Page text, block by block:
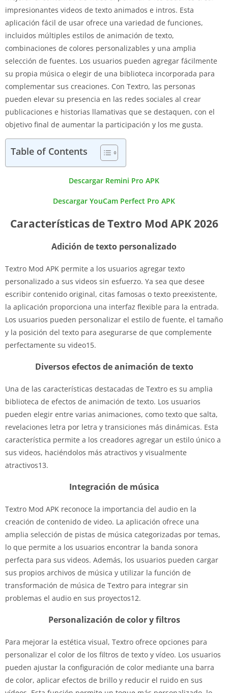
impresionantes videos de texto animados e intros. Esta
aplicación fácil de usar ofrece una variedad de funciones,
incluidos múltiples estilos de animación de texto,
combinaciones de colores personalizables y una amplia
selección de fuentes. Los usuarios pueden agregar fácilmente
su propia música o elegir de una biblioteca incorporada para
complementar sus creaciones. Con Textro, las personas
pueden elevar su presencia en las redes sociales al crear
publicaciones e historias llamativas que se destaquen, con el
objetivo final de aumentar la participación y los me gusta.
Table of Contents
Descargar Remini Pro APK
Descargar YouCam Perfect Pro APK
Características de Textro Mod APK 2026
Adición de texto personalizado
Textro Mod APK permite a los usuarios agregar texto
personalizado a sus videos sin esfuerzo. Ya sea que desee
escribir contenido original, citas famosas o texto preexistente,
la aplicación proporciona una interfaz flexible para la entrada.
Los usuarios pueden personalizar el estilo de fuente, el tamaño
y la posición del texto para asegurarse de que complemente
perfectamente su video15.
Diversos efectos de animación de texto
Una de las características destacadas de Textro es su amplia
biblioteca de efectos de animación de texto. Los usuarios
pueden elegir entre varias animaciones, como texto que salta,
revelaciones letra por letra y transiciones más dinámicas. Esta
característica permite a los creadores agregar un estilo único a
sus videos, haciéndolos más atractivos y visualmente
atractivos13.
Integración de música
Textro Mod APK reconoce la importancia del audio en la
creación de contenido de video. La aplicación ofrece una
amplia selección de pistas de música categorizadas por temas,
lo que permite a los usuarios encontrar la banda sonora
perfecta para sus videos. Además, los usuarios pueden cargar
sus propios archivos de música y utilizar la función de
transformación de música de Textro para integrar sin
problemas el audio en sus proyectos12.
Personalización de color y filtros
Para mejorar la estética visual, Textro ofrece opciones para
personalizar el color de los filtros de texto y vídeo. Los usuarios
pueden ajustar la configuración de color mediante una barra
de color, aplicar efectos de brillo y reducir el ruido en sus